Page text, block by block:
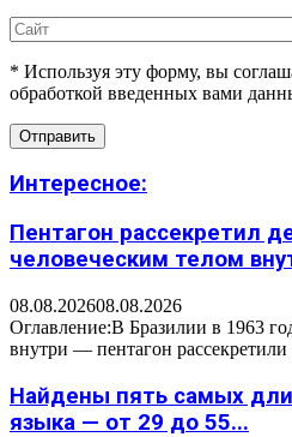
* Используя эту форму, вы
обработкой введенных вами
Интересное:
Пентагон рассекретил
человеческим телом
08.08.202608.08.2026
Оглавление:В Бразилии в 1963
внутри — пентагон
Найдены пять самых
языка — от 29 до 55...